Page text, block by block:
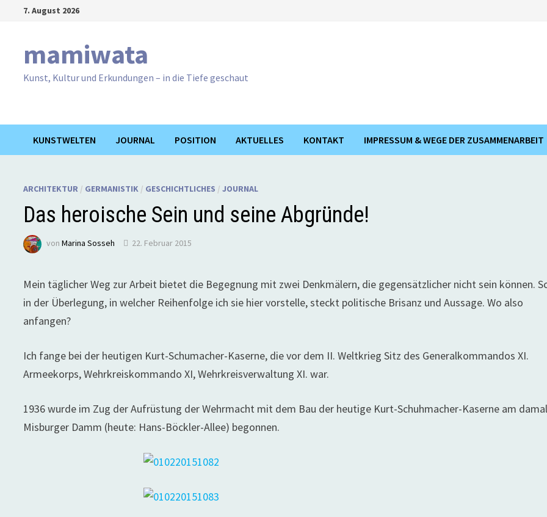
7. August 2026
mamiwata
Kunst, Kultur und Erkundungen – in die Tiefe geschaut
KUNSTWELTEN JOURNAL POSITION AKTUELLES KONTAKT IMPRESSUM & WEGE DER ZUSAMMENARBEIT
ARCHITEKTUR / GERMANISTIK / GESCHICHTLICHES /JOURNAL
Das heroische Sein und seine Abgründe!
vonMarina Sosseh 22. Februar 2015
Mein täglicher Weg zur Arbeit bietet die Begegnung mit zwei Denkmälern, die gegensätzlicher nicht sein können.
in der Überlegung, in welcher Reihenfolge ich sie hier vorstelle, steckt politische Brisanz und Aussage. Wo also
anfangen?
Ich fange bei der heutigen Kurt-Schumacher-Kaserne, die vor dem II. Weltkrieg Sitz des Generalkommandos XI.
Armeekorps, Wehrkreiskommando XI, Wehrkreisverwaltung XI. war.
1936 wurde im Zug der Aufrüstung der Wehrmacht mit dem Bau der heutige Kurt-Schuhmacher-Kaserne am
Misburger Damm (heute: Hans-Böckler-Allee) begonnen.